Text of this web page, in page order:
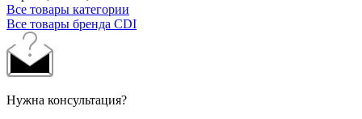
Все товары категории
Все товары бренда CDI
Нужна консультация?